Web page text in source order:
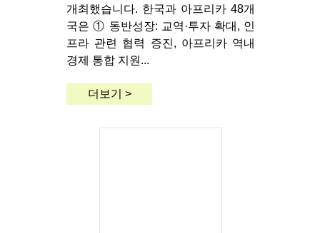
개최했습니다. 한국과 아프리카 48개
국은 ① 동반성장: 교역·투자 확대, 인
프라 관련 협력 증진, 아프리카 역내
경제 통합 지원...
더보기 >